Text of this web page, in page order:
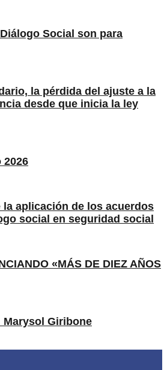
Social son para
la pérdida del ajuste a la
desde que inicia la ley
2026
aplicación de los acuerdos
social en seguridad social
«MÁS DE DIEZ AÑOS
Giribone